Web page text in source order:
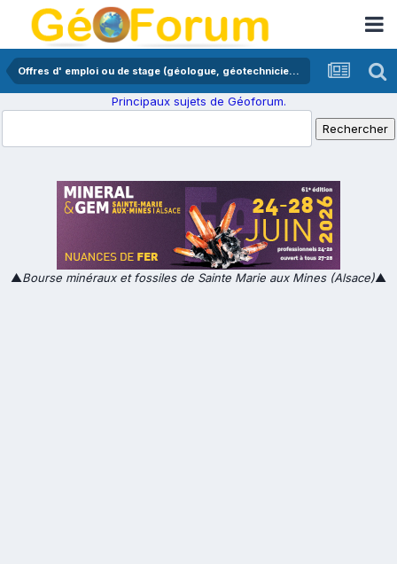
Offres d' emploi ou de stage (géologue, géotechnicien,...)
Principaux sujets de Géoforum.
▲Bourse minéraux et fossiles de Sainte Marie aux Mines (Alsace)▲